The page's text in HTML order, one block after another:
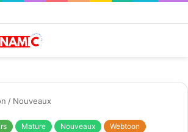
/ Nouveaux
Mature Nouveaux
Webtoon